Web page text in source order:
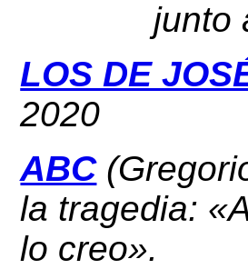
junto
LOS DE
2020
ABC
la tragedia:
lo creo».